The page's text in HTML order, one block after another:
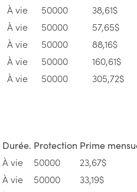
À vie 50000
38,61$
À vie 50000
57,65$
À vie 50000
88,16$
À vie 50000
160,61$
À vie 50000 305,72$
Durée. Protection Prime
À vie 50000
23,67$
À vie 50000
33,19$